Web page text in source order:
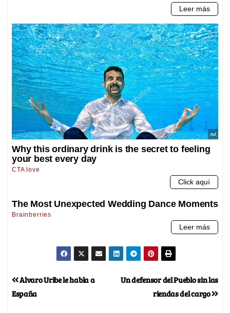
Un defensor del Pueblo sin las
riendas del cargo
Alvaro Uribe le habla a
España